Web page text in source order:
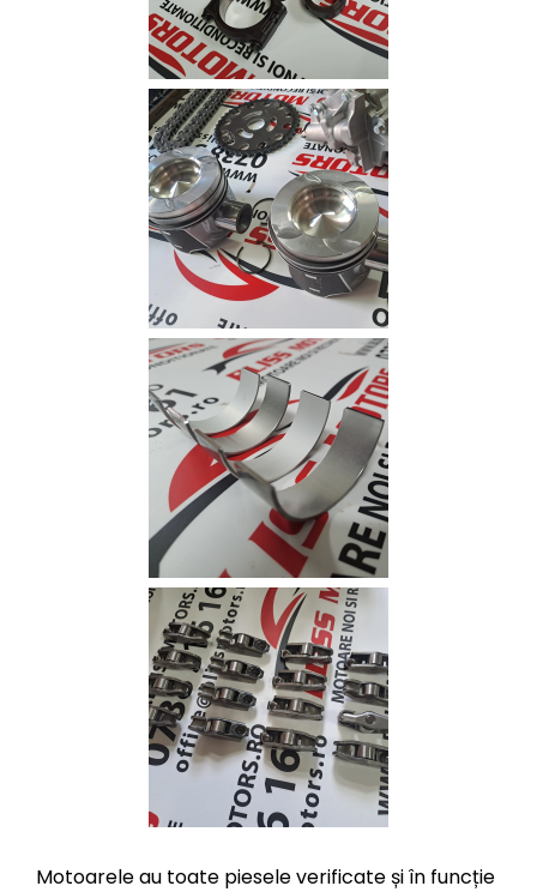
Motoarele au toate piesele verificate și în funcție